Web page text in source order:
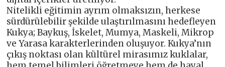
Nitelikli eğitimin ayrım olmaksızın, herkese
sürdürülebilir şekilde ulaştırılmasını hedefleyen
Kukya; Baykuş, İskelet, Mumya, Maskeli, Mikrop
ve Yarasa karakterlerinden oluşuyor. Kukya’nın
çıkış noktası olan kültürel mirasımız kuklalar,